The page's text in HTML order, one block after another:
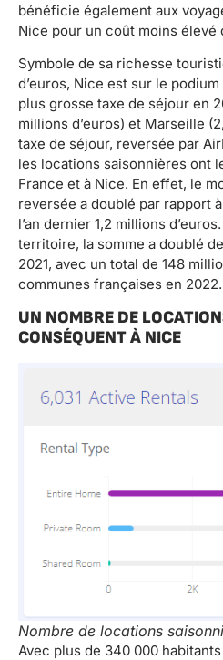
bénéficie également aux
Nice pour un coût moins élevé
Symbole de sa richesse
d’euros, Nice est sur le
plus grosse taxe de séjour en
millions d’euros) et Marseille
taxe de séjour, reversée par
les locations saisonnières ont
France et à Nice. En effet, le
reversée a doublé par rapport
l’an dernier 1,2 millions
territoire, la somme a doublé
2021, avec un total de 148
communes françaises en 2022.
UN NOMBRE DE
CONSÉQUENT À NICE
Nombre de locations
Avec plus de 340 000